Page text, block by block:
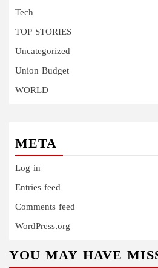
Tech
TOP STORIES
Uncategorized
Union Budget
WORLD
META
Log in
Entries feed
Comments feed
WordPress.org
YOU MAY HAVE